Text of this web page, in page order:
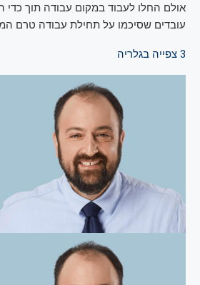
אולם החלו לעבוד במקום עבודה תוך כדי
עובדים שסיכמו על תחילת עבודה טרם
3 צפייה בגלריה